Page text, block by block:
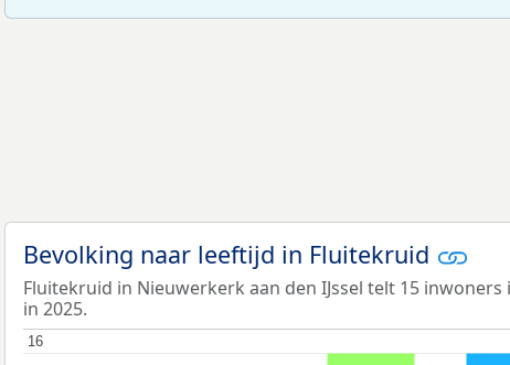
Bevolking naar leeftijd in Fluitekruid
Fluitekruid in Nieuwerkerk aan den IJssel telt 15
in 2025.
16
16